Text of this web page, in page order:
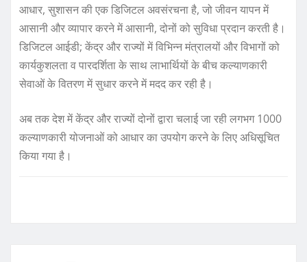
आधार, सुशासन की एक डिजिटल अवसंरचना है, जो जीवन यापन में
आसानी और व्यापार करने में आसानी, दोनों को सुविधा प्रदान करती है।
डिजिटल आईडी; केंद्र और राज्यों में विभिन्न मंत्रालयों और विभागों को
कार्यकुशलता व पारदर्शिता के साथ लाभार्थियों के बीच कल्याणकारी
सेवाओं के वितरण में सुधार करने में मदद कर रही है।
अब तक देश में केंद्र और राज्यों दोनों द्वारा चलाई जा रही लगभग 1000
कल्याणकारी योजनाओं को आधार का उपयोग करने के लिए अधिसूचित
किया गया है।